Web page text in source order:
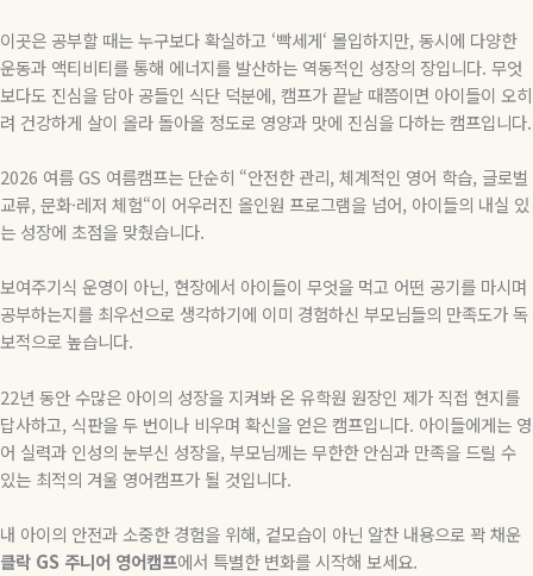
이곳은 공부할 때는 누구보다 확실하고 ‘빡세게‘ 몰입하지만, 동시에 다양한
운동과 액티비티를 통해 에너지를 발산하는 역동적인 성장의 장입니다. 무엇
보다도 진심을 담아 공들인 식단 덕분에, 캠프가 끝날 때쯤이면 아이들이 오히
려 건강하게 살이 올라 돌아올 정도로 영양과 맛에 진심을 다하는 캠프입니다.
2026 여름GS 여름캠프는 단순히 “안전한 관리, 체계적인 영어 학습, 글로벌
교류, 문화·레저 체험“이 어우러진 올인원 프로그램을 넘어, 아이들의 내실 있
는 성장에 초점을 맞췄습니다.
보여주기식 운영이 아닌, 현장에서 아이들이 무엇을 먹고 어떤 공기를 마시며
공부하는지를 최우선으로 생각하기에 이미 경험하신 부모님들의 만족도가 독
보적으로 높습니다.
22년 동안 수많은 아이의 성장을 지켜봐 온 유학원 원장인 제가 직접 현지를
답사하고, 식판을 두 번이나 비우며 확신을 얻은 캠프입니다. 아이들에게는 영
어 실력과 인성의 눈부신 성장을, 부모님께는 무한한 안심과 만족을 드릴 수
있는 최적의 겨울 영어캠프가 될 것입니다.
내 아이의 안전과 소중한 경험을 위해, 겉모습이 아닌 알찬 내용으로 꽉 채운
클락 GS 주니어 영어캠프에서 특별한 변화를 시작해 보세요.